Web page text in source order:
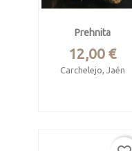
Prehnita
Precio
12,00 €
Carchelejo, Jaén